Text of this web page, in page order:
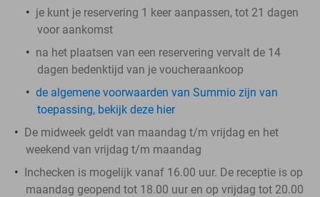
je kunt je reservering 1 keer aanpassen, tot 21 dagen
voor aankomst
na het plaatsen van een reservering vervalt de 14
dagen bedenktijd van je voucheraankoop
de algemene voorwaarden van Summio zijn van
toepassing, bekijk deze hier
De midweek geldt van maandag t/m vrijdag en het
weekend van vrijdag t/m maandag
Inchecken is mogelijk vanaf 16.00 uur. De receptie is op
maandag geopend tot 18.00 uur en op vrijdag tot 20.00